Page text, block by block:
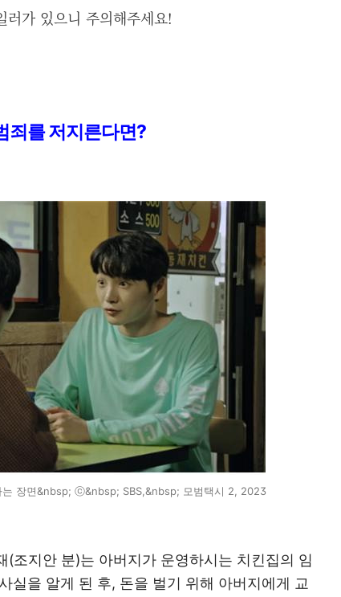
러가 있으니 주의해주세요!
죄를 저지른다면?
장면&nbsp; ⓒ&nbsp; SBS,&nbsp; 모범택시 2, 2023
(조지안 분)는 아버지가 운영하시는 치킨집의 임
실을 알게 된 후, 돈을 벌기 위해 아버지에게 교